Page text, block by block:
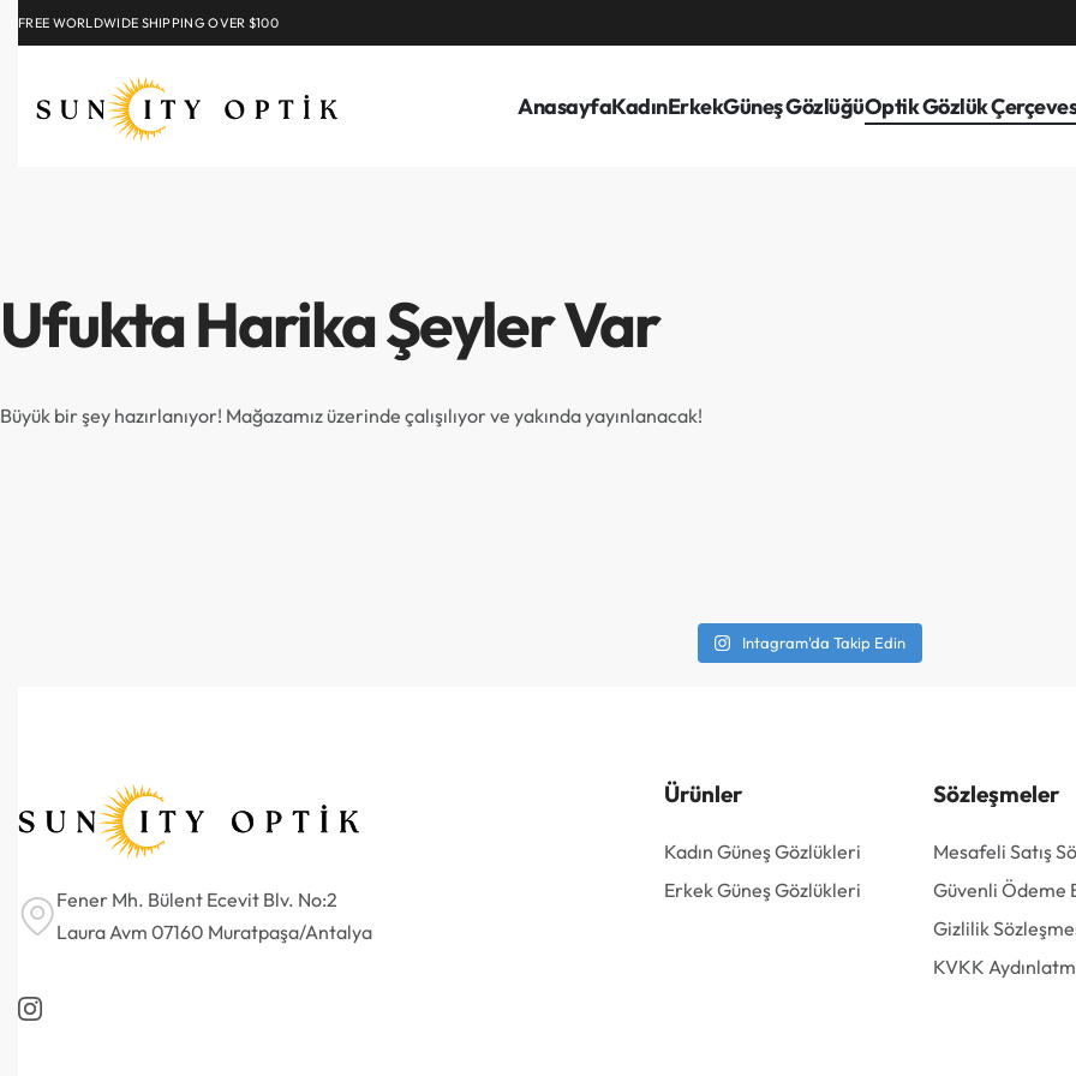
FREE WORLDWIDE SHIPPING OVER $100
AnasayfaKadınErkekGüneş GözlüğüOptik Gözlük
Ufukta Harika Şeyler Var
Büyük bir şey hazırlanıyor! Mağazamız üzerinde çalışılıyor ve yakında yayınlanacak!
Intagram'da Takip Edin
Fener Mh. Bülent Ecevit Blv. No:2
Laura Avm 07160 Muratpaşa/Antalya
Ürünler
Kadın Güneş Gözlükleri
Erkek Güneş Gözlükleri
Sözleşmeler
Mesafeli Satış
Güvenli Ödeme
Gizlilik
KVKK